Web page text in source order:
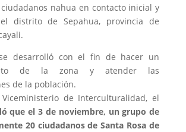
nahua en contacto inicial y
distrito de Sepahua, provincia de
desarrolló con el fin de hacer un
de la zona y atender las
de la población.
de Interculturalidad, el
que el 3 de noviembre, un grupo de
20 ciudadanos de Santa Rosa de